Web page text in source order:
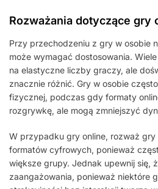
Rozważania dotyczące gry
Przy przechodzeniu z gry w osobie
może wymagać dostosowania.
na elastyczne liczby graczy, ale
znacznie różnić. Gry w osobie
fizycznej, podczas gdy formaty
rozgrywkę, ale mogą zmniejszyć
W przypadku gry online, rozważ gry
formatów cyfrowych, ponieważ
większe grupy. Jednak upewnij się,
zaangażowania, ponieważ niektóre